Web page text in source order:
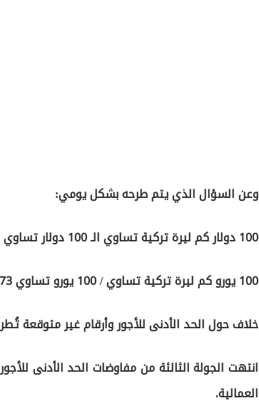
وعن السؤال الذي يتم طرحه بشكل يومي:
100 دولار كم ليرة تركية تساوي الـ 100 دولار تساوي 1388 ليرة تركية.
100 يورو كم ليرة تركية تساوي / 100 يورو تساوي 1573 ليرة تركية.
خلاف حول الحد الأدنى للأجور وأرقام غير متوقعة
انتهت الجولة الثالثة من مفاوضات الحد الأدنى
العمالية.